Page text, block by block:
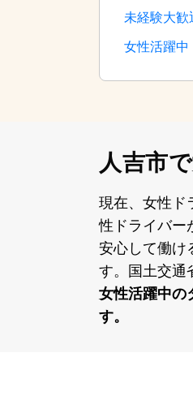
未経験大歓
女性活躍中
人吉市
現在、⼥性ド
性ドライバー
安⼼して働け
す。国⼟交通
⼥性活躍中の
す。